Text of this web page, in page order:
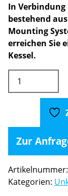
In
bestehend
Mounting
erreichen Sie
Kessel.
Starclassic
Performer
Natural
Burst
Becken
und
Zur
Artikelnummer:
Kategorien: